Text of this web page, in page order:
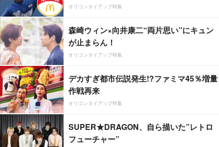
オリコンタイアップ特集
森崎ウィン×向井康二“両片思い”にキュン
が止まらん！
オリコンタイアップ特集
デカすぎ都市伝説発生!?ファミマ45％増量
作戦再来
オリコンタイアップ特集
SUPER★DRAGON、自ら描いた”レトロ
フューチャー”